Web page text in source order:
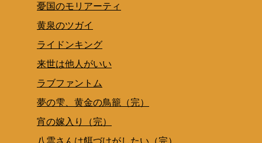
憂国のモリアーティ
黄泉のツガイ
ライドンキング
来世は他人がいい
ラブファントム
夢の雫、黄金の鳥籠（完）
宵の嫁入り（完）
八雲さんは餌づけがしたい（完）